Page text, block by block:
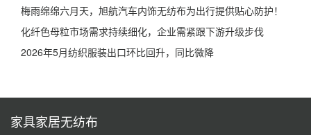
梅雨绵绵六月天，旭航汽车内饰无纺布为出行提供贴心防护！
化纤色母粒市场需求持续细化，企业需紧跟下游升级步伐
2026年5月纺织服装出口环比回升，同比微降
家具家居无纺布